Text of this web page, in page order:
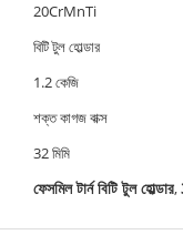
20CrMnTi
বিটি টুল হোল্ডার
1.2 কেজি
শক্ত কাগজ বাক্স
32 মিমি
ফেসমিল টার্ন বিটি টুল হোল্ডার,